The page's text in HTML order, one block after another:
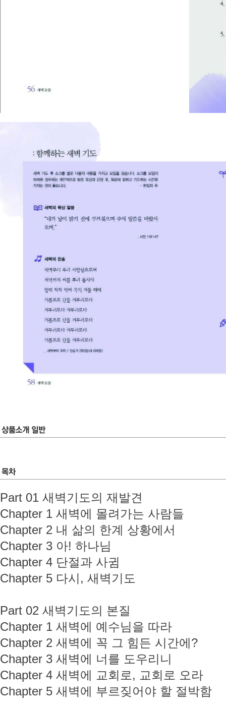
Part 01 새벽기도의 재발견
Chapter 1 새벽에 몰려가는 사람들
Chapter 2 내 삶의 한계 상황에서
Chapter 3 아! 하나님
Chapter 4 단절과 사귐
Chapter 5 다시, 새벽기도
Part 02 새벽기도의 본질
Chapter 1 새벽에 예수님을 따라
Chapter 2 새벽에 꼭 그 힘든 시간에?
Chapter 3 새벽에 너를 도우리니
Chapter 4 새벽에 교회로, 교회로 오라
Chapter 5 새벽에 부르짖어야 할 절박함